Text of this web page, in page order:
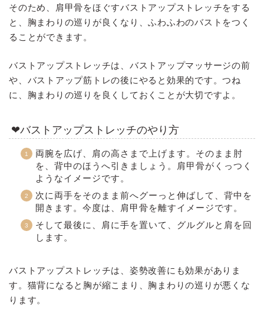
そのため、肩甲骨をほぐすバストアップストレッチをする
と、胸まわりの巡りが良くなり、ふわふわのバストをつく
ることができます。
バストアップストレッチは、バストアップマッサージの前
や、バストアップ筋トレの後にやると効果的です。つね
に、胸まわりの巡りを良くしておくことが大切ですよ。
❤バストアップストレッチのやり方
両腕を広げ、肩の高さまで上げます。そのまま肘
を、背中のほうへ引きましょう。肩甲骨がくっつく
ようなイメージです。
次に両手をそのまま前へグーっと伸ばして、背中を
開きます。今度は、肩甲骨を離すイメージです。
そして最後に、肩に手を置いて、グルグルと肩を回
します。
バストアップストレッチは、姿勢改善にも効果がありま
す。猫背になると胸が縮こまり、胸まわりの巡りが悪くな
ります。